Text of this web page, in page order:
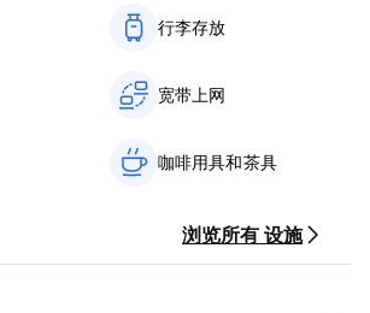
酒店不提供24小时前台服务。
前或之后办理入住手续的客人必须至少在抵
欧元/人/天）不包含在预订总价中。
金或信用卡付款。
行李存放
宽带上网
咖啡用具和茶具
浏览所有 设施